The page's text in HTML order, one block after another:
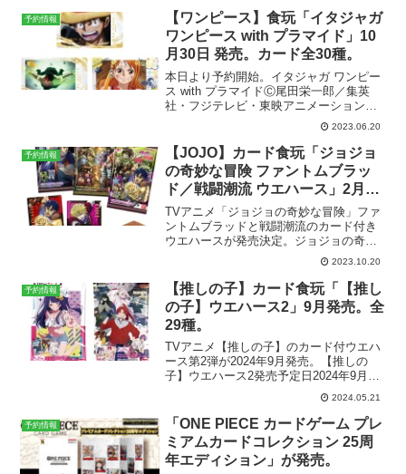
予約情報
【ワンピース】食玩「イタジャガ
ワンピース with プラマイド」10
月30日 発売。カード全30種。
本日より予約開始。イタジャガ ワンピー
ス with プラマイドⒸ尾田栄一郎／集英
社・フジテレビ・東映アニメーション発
売予定日2023年10月30日 参考価格1個
143円（税込）1BOX （20個入） 2,860円
（税込）ラインナップカード...
2023.06.20
予約情報
【JOJO】カード食玩「ジョジョ
の奇妙な冒険 ファントムブラッ
ド／戦闘潮流 ウエハース」2月19
日発売。カード全25種。
TVアニメ「ジョジョの奇妙な冒険」ファ
ントムブラッドと戦闘潮流のカード付き
ウエハースが発売決定。ジョジョの奇妙
な冒険 ファントムブラッド／戦闘潮流 ウ
エハース発売予定日2024年2月19日参考
価格1個 165円（税込）1BOX （20個
入）...
2023.10.20
予約情報
【推しの子】カード食玩「【推し
の子】ウエハース2」9月発売。全
29種。
TVアニメ【推しの子】のカード付ウエハ
ース第2弾が2024年9月発売。【推しの
子】ウエハース2発売予定日2024年9月30
日参考価格1個 165円（税込）1BOX （20
個入） 3,300円（税込）ラインナップカ
ード 全29種メーカーバンダ...
2024.05.21
予約情報
「ONE PIECE カードゲーム プレ
ミアムカードコレクション 25周
年エディション」が発売。